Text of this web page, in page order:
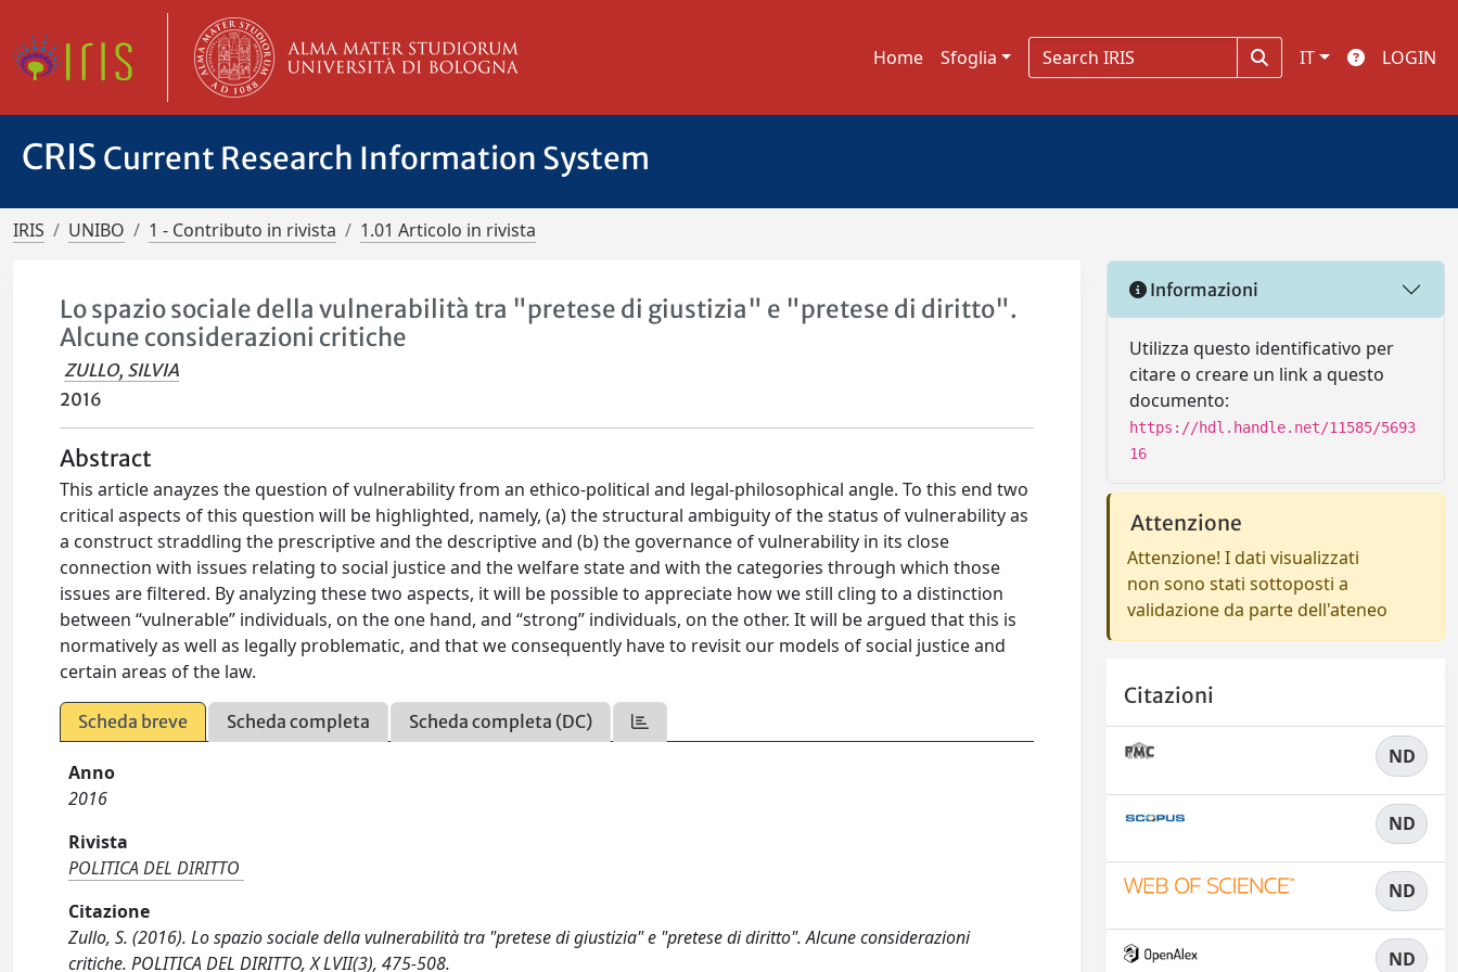
Home Sfoglia IT LOGIN
CRIS Current Research Information System
IRIS UNIBO 1 - Contributo in rivista 1.01 Articolo in rivista
Lo spazio sociale della vulnerabilità tra "pretese di giustizia" e "pretese di diritto".
Alcune considerazioni critiche
ZULLO, SILVIA
2016
Abstract
This article anayzes the question of vulnerability from an ethico-political and legal-philosophical angle. To this end two
critical aspects of this question will be highlighted, namely, (a) the structural ambiguity of the status of vulnerability as
a construct straddling the prescriptive and the descriptive and (b) the governance of vulnerability in its close
connection with issues relating to social justice and the welfare state and with the categories through which those
issues are filtered. By analyzing these two aspects, it will be possible to appreciate how we still cling to a distinction
between “vulnerable” individuals, on the one hand, and “strong” individuals, on the other. It will be argued that this is
normatively as well as legally problematic, and that we consequently have to revisit our models of social justice and
certain areas of the law.
Scheda breve Scheda completa Scheda completa (DC)
Anno
2016
Rivista
POLITICA DEL DIRITTO
Citazione
Zullo, S. (2016). Lo spazio sociale della vulnerabilità tra "pretese di giustizia" e "pretese di diritto". Alcune considerazioni
critiche. POLITICA DEL DIRITTO, X LVII(3), 475-508.
Informazioni
Utilizza questo identificativo per
citare o creare un link a questo
documento:
https://hdl.handle.net/11585/5693
16
Attenzione
Attenzione! I dati visualizzati
non sono stati sottoposti a
validazione da parte dell'ateneo
Citazioni
ND
ND
ND
ND